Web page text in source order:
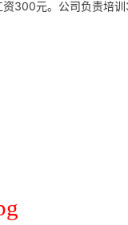
资300元。公司负责培